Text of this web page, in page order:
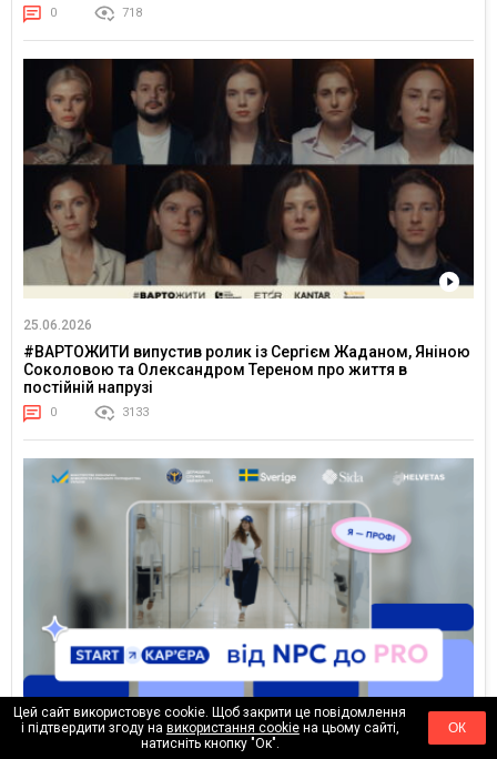
0 718
25.06.2026
#ВАРТОЖИТИ випустив ролик із Сергієм Жаданом, Яніною
Соколовою та Олександром Тереном про життя в
постійній напрузі
0 3133
23.06.2026
Від NPC до PRO: Державна служба зайнятості вперше
Цей сайт використовує cookie. Щоб закрити це повідомлення
і підтвердити згоду на використання cookieна цьому сайті,
натисніть кнопку "Ок".
ОК